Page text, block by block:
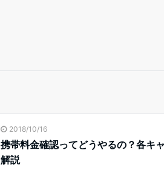
2018/10/16
携帯料金確認ってどうやるの？各キ
解説